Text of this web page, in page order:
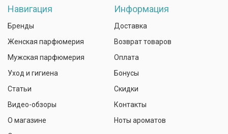
Навигация
Бренды
Женская парфюмерия
Мужская парфюмерия
Уход и гигиена
Статьи
Видео-обзоры
О магазине
Информация
Доставка
Возврат товаров
Оплата
Бонусы
Скидки
Контакты
Ноты ароматов